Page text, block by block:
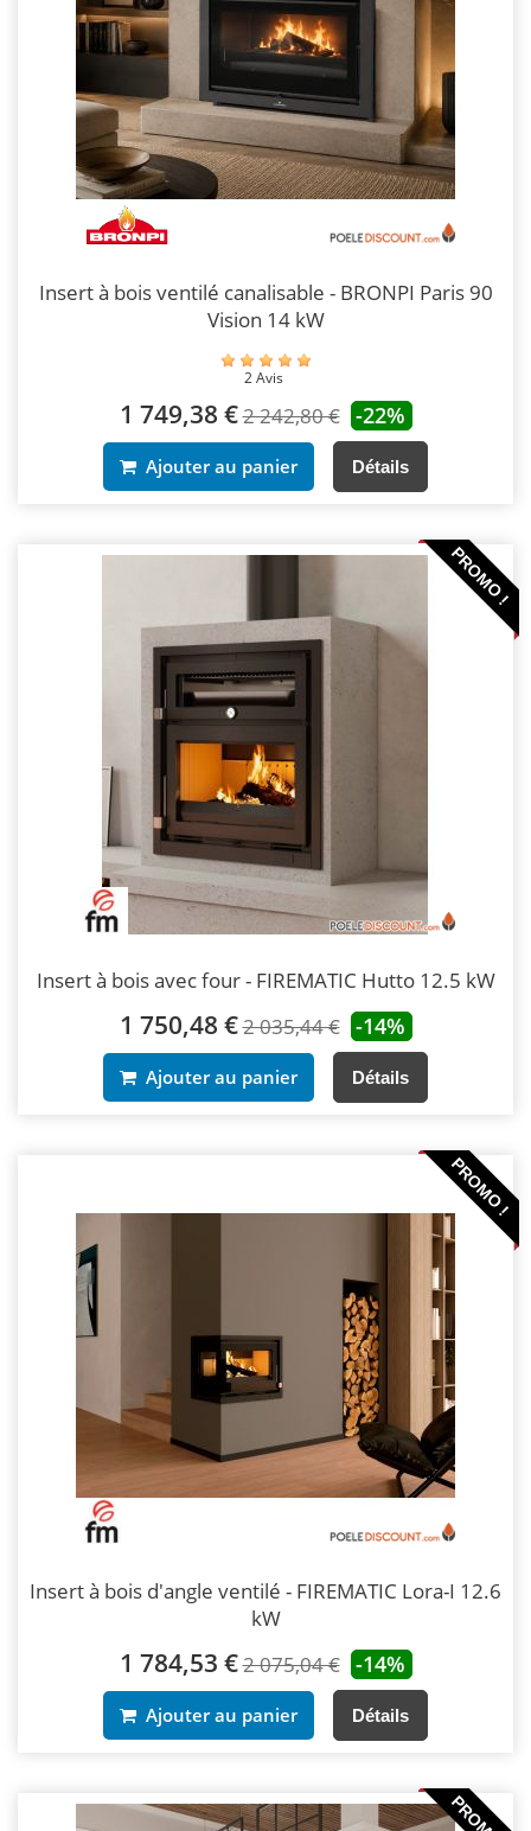
Insert à bois ventilé canalisable - BRONPI Paris 90
Vision 14 kW
2 Avis
1 749,38 €2 242,80 € -22%
Ajouter au panier Détails
PROMO !
Insert à bois avec four - FIREMATIC Hutto 12.5 kW
1 750,48 €2 035,44 € -14%
Ajouter au panier Détails
PROMO !
Insert à bois d'angle ventilé - FIREMATIC Lora-I 12.6
kW
1 784,53 €2 075,04 € -14%
Ajouter au panier Détails